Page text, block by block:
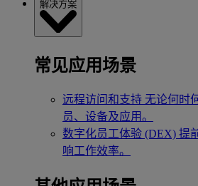
解决方案
常见应用场景
远程访问和支持 无论何时
员、设备及应用。
数字化员工体验 (DEX) 提
响工作效率。